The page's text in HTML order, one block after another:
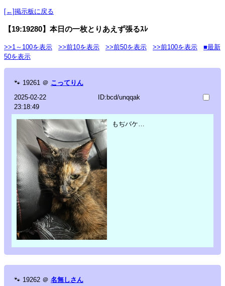
[←]掲示板に戻る
【19:19280】本日の一枚とりあえず張るｽﾚ
>>1～100を表示 >>前10を表示 >>前50を表示 >>前100を表示
■最新
50を表示
🐾 19261 ＠ こってりん
2025-02-22
23:18:49
ID:bcd/unqqak
もぢバケ…
🐾 19262 ＠ 名無しさん